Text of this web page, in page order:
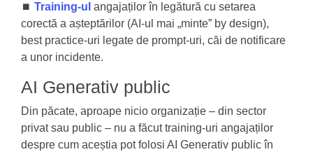
⏹️ Training-ul angajaților în legătură cu setarea
corectă a așteptărilor (AI-ul mai „minte” by design),
best practice-uri legate de prompt-uri, căi de notificare
a unor incidente.
AI Generativ public
Din păcate, aproape nicio organizație – din sector
privat sau public – nu a făcut training-uri angajaților
despre cum aceștia pot folosi AI Generativ public în